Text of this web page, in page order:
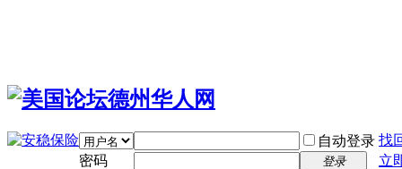
自动登录 找
密码
登录
立